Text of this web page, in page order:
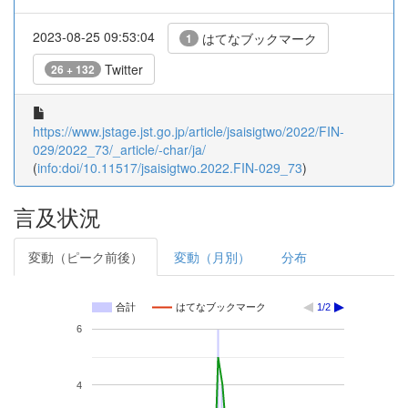
2023-08-25 09:53:04 1 はてなブックマーク
26 + 132 Twitter
https://www.jstage.jst.go.jp/article/jsaisigtwo/2022/FIN-
029/2022_73/_article/-char/ja/
(info:doi/10.11517/jsaisigtwo.2022.FIN-029_73)
言及状況
変動（ピーク前後） 変動（月別） 分布
合計 はてなブックマーク 1/2
4
6